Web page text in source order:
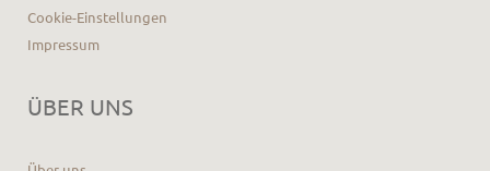
Cookie-Einstellungen
Impressum
ÜBER UNS